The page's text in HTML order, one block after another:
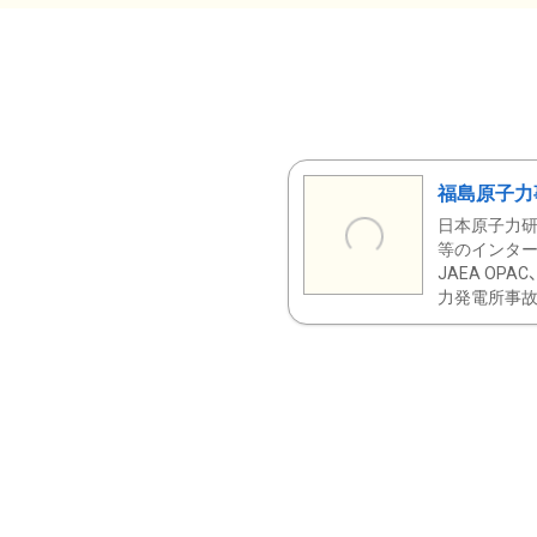
福島原子
日本原子力
等のインタ
JAEA OPAC
力発電所事